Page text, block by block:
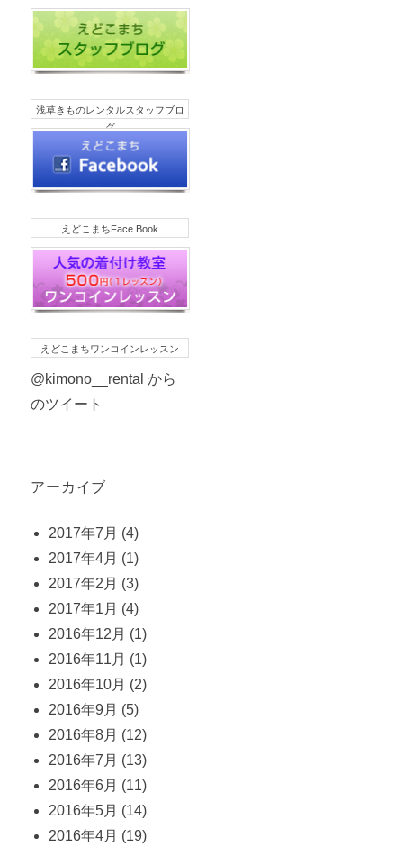
浅草きものレンタルスタッフブロ
グ
えどこまちFace Book
えどこまちワンコインレッスン
@kimono__rental から
のツイート
アーカイブ
2017年7月 (4)
2017年4月 (1)
2017年2月 (3)
2017年1月 (4)
2016年12月 (1)
2016年11月 (1)
2016年10月 (2)
2016年9月 (5)
2016年8月 (12)
2016年7月 (13)
2016年6月 (11)
2016年5月 (14)
2016年4月 (19)